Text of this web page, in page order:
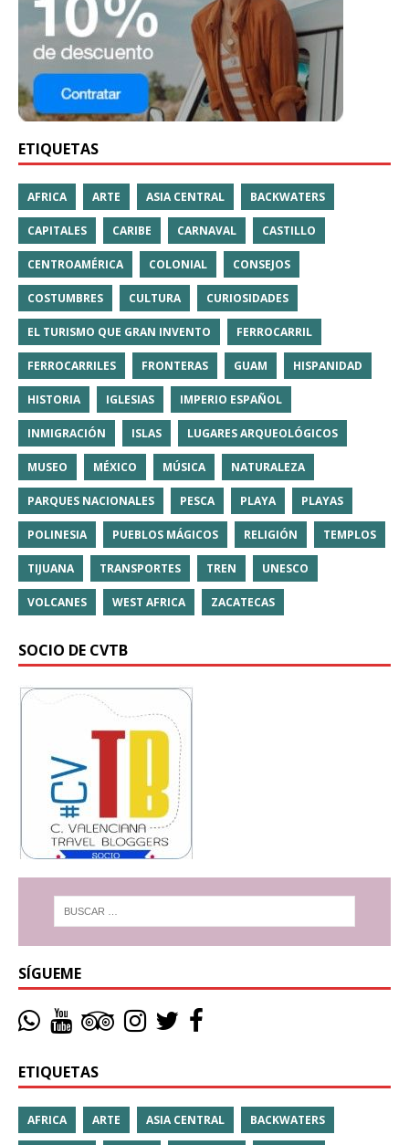
ETIQUETAS
AFRICA ARTE ASIA CENTRAL BACKWATERS
CAPITALES CARIBE CARNAVAL CASTILLO
CENTROAMÉRICA COLONIAL CONSEJOS
COSTUMBRES CULTURA CURIOSIDADES
EL TURISMO QUE GRAN INVENTO FERROCARRIL
FERROCARRILES FRONTERAS GUAM HISPANIDAD
HISTORIA IGLESIAS IMPERIO ESPAÑOL
INMIGRACIÓN ISLAS LUGARES ARQUEOLÓGICOS
MUSEO MÉXICO MÚSICA NATURALEZA
PARQUES NACIONALES PESCA PLAYA PLAYAS
POLINESIA PUEBLOS MÁGICOS RELIGIÓN TEMPLOS
TIJUANA TRANSPORTES TREN UNESCO
VOLCANES WEST AFRICA ZACATECAS
SOCIO DE CVTB
SÍGUEME
ETIQUETAS
AFRICA ARTE ASIA CENTRAL BACKWATERS